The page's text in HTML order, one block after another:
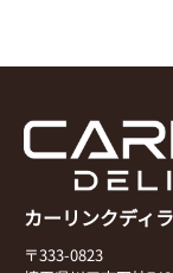
カーリンクディ
〒333-0823